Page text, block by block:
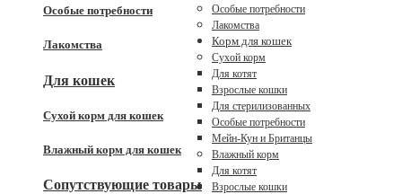
Особые потребности
Лакомства
Для кошек
Сухой корм для кошек
Влажный корм для кошек
Сопутствующие товары
Особые потребности
Лакомства
Корм для кошек
Сухой корм
Для котят
Взрослые кошки
Для стерилизованных
Особые потребности
Мейн-Кун и Британцы
Влажный корм
Для котят
Взрослые кошки